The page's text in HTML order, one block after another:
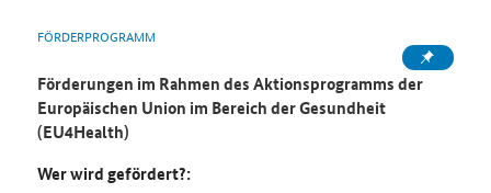
FÖRDERPROGRAMM
Förderungen im Rahmen des Aktionsprogramms der
Europäischen Union im Bereich der Gesundheit
(EU4Health)
Wer wird gefördert?: